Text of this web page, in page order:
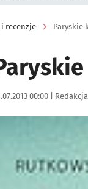
i recenzje Paryskie
publikacji:
00:00 | Autor: